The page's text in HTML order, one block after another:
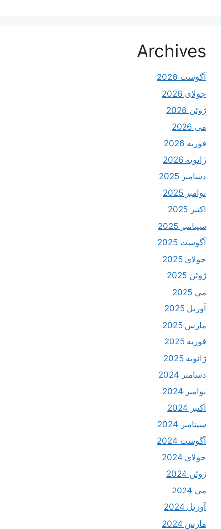
Archives
آگوست 2026
جولای 2026
ژوئن 2026
می 2026
فوریه 2026
ژانویه 2026
دسامبر 2025
نوامبر 2025
اکتبر 2025
سپتامبر 2025
آگوست 2025
جولای 2025
ژوئن 2025
می 2025
آوریل 2025
مارس 2025
فوریه 2025
ژانویه 2025
دسامبر 2024
نوامبر 2024
اکتبر 2024
سپتامبر 2024
آگوست 2024
جولای 2024
ژوئن 2024
می 2024
آوریل 2024
مارس 2024